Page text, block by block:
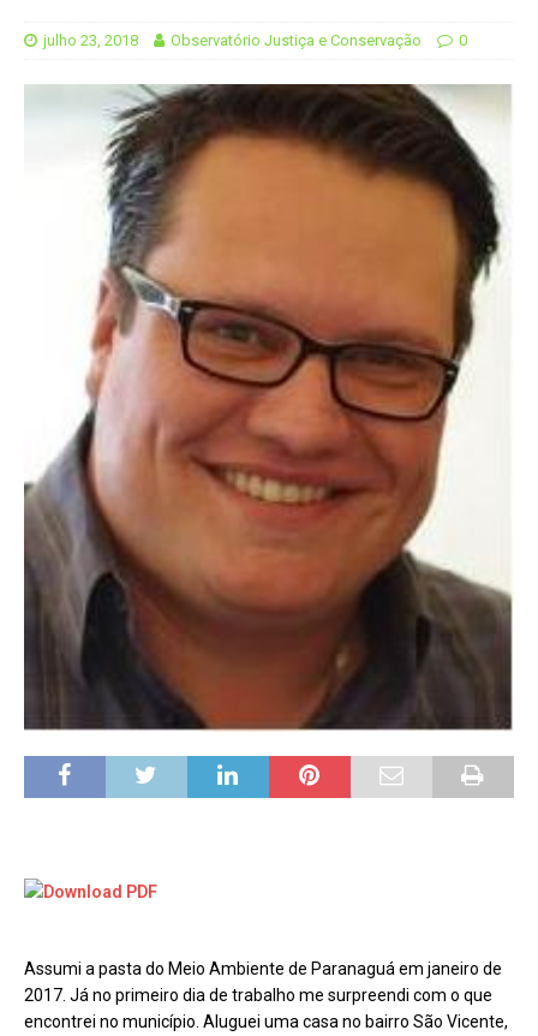
julho 23, 2018 Observatório Justiça e Conservação 0
Assumi a pasta do Meio Ambiente de Paranaguá em janeiro de
2017. Já no primeiro dia de trabalho me surpreendi com o que
encontrei no município. Aluguei uma casa no bairro São Vicente,